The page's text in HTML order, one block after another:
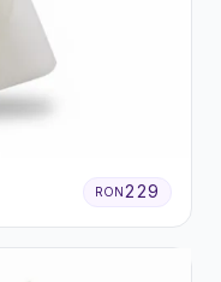
RON229